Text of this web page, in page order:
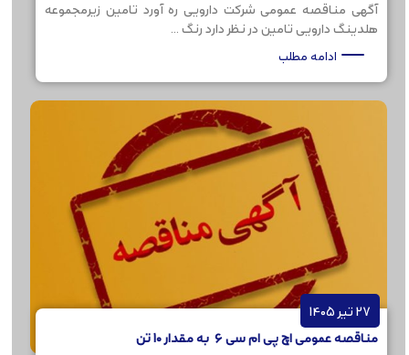
آگهی مناقصه عمومی شرکت دارویی ره آورد تامین زیرمجموعه
هلدینگ دارویی تامین در نظر دارد رنگ ...
ادامه مطلب
27 تیر 1405
مناقصه عمومی اچ پی ام سی 6 به مقدار 10 تن